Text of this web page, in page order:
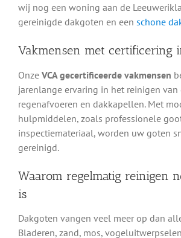
wij nog een woning aan de
gereinigde dakgoten en een schone
Vakmensen met certificering
Onze VCA gecertificeerde vakmensen
jarenlange ervaring in het reinigen van
regenafvoeren en dakkapellen. Met
hulpmiddelen, zoals professionele
inspectiemateriaal, worden uw goten
gereinigd.
Waarom regelmatig reinigen
is
Dakgoten vangen veel meer op dan
Bladeren, zand, mos,